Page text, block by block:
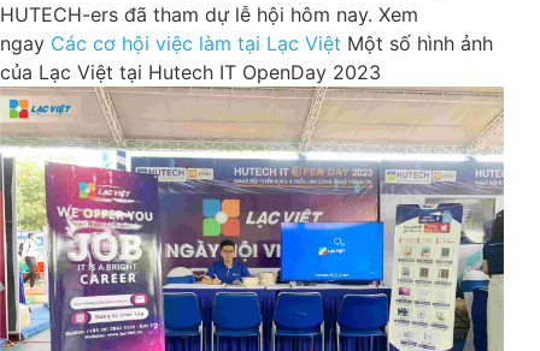
HUTECH-ers đã tham dự lễ hội hôm nay. Xem
ngay Các cơ hội việc làm tại Lạc Việt Một số hình ảnh
của Lạc Việt tại Hutech IT OpenDay 2023